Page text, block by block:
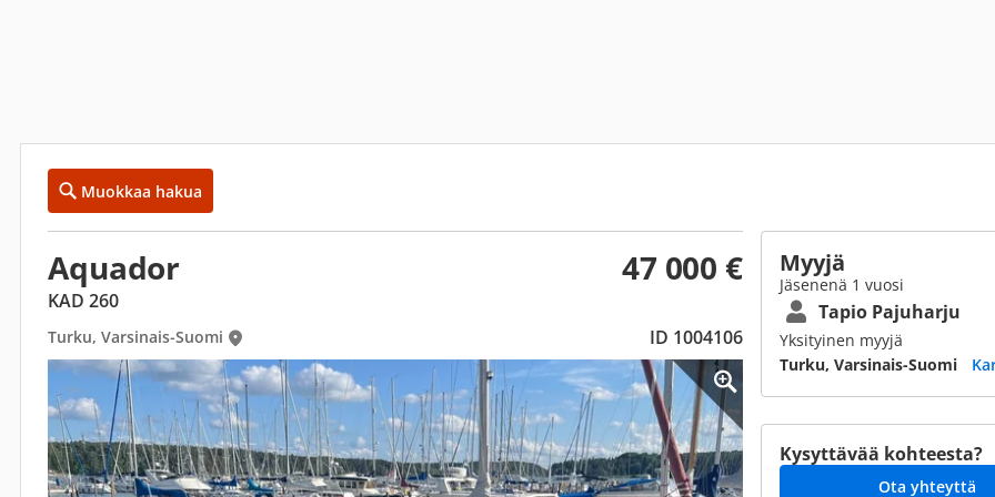
Muokkaa hakua
Aquador 47 000 €
KAD 260
Turku, Varsinais-Suomi ID 1004106
Myyjä
Jäsenenä 1 vuosi
Tapio Pajuharju
Yksityinen myyjä
Turku, Varsinais-Suomi
Kysyttävää kohteesta?
Ota yhteyttä